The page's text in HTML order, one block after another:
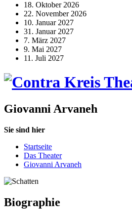
18. Oktober 2026
22. November 2026
10. Januar 2027
31. Januar 2027
7. März 2027
9. Mai 2027
11. Juli 2027
Giovanni Arvaneh
Sie sind hier
Startseite
Das Theater
Giovanni Arvaneh
Biographie